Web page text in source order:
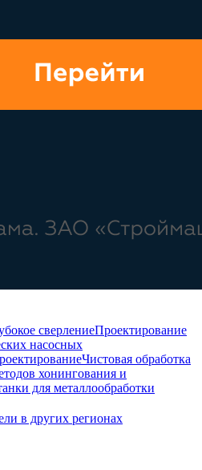
сверлениеПроектирование
насосных
Чистовая обработка
хонингования и
для металлообработки
в других регионах